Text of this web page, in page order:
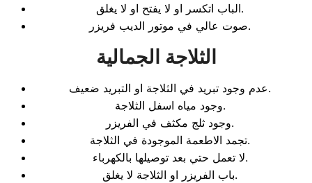
الباب اتكسر او لا يفتح او لا يغلق.
صوت عالي في موتور الديب فريزر.
الثلاجة الجمالية
عدم وجود تبريد في الثلاجة او التبريد ضعيف.
وجود مياه اسفل الثلاجة.
وجود ثلج مكثف في الفريزر.
تجمد الاطعمة الموجودة في الثلاجة.
لا تعمل حتي بعد توصيلها بالكهرباء.
باب الفريزر او الثلاجة لا يغلق.